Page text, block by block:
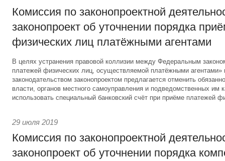
Комиссия по законопроектной
законопроект об уточнении порядка
физических лиц платёжными агентами
В целях устранения правовой коллизии между Федеральным
платежей физических лиц, осуществляемой платёжными
законодательством законопроектом предлагается отменить
власти, органов местного самоуправления и подведомственных им
использовать специальный банковский счёт при приёме платежей
29 июля 2019
Комиссия по законопроектной
законопроект об уточнении порядка